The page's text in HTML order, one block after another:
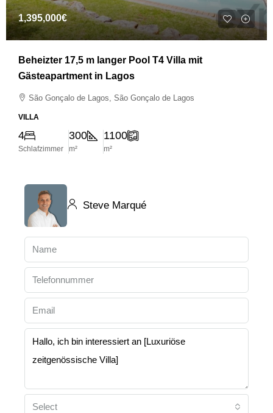
1,395,000€
Beheizter 17,5 m langer Pool T4 Villa mit
Gästeapartment in Lagos
São Gonçalo de Lagos, São Gonçalo de Lagos
VILLA
4
Schlafzimmer
300
m²
1100
m²
Steve Marqué
Select